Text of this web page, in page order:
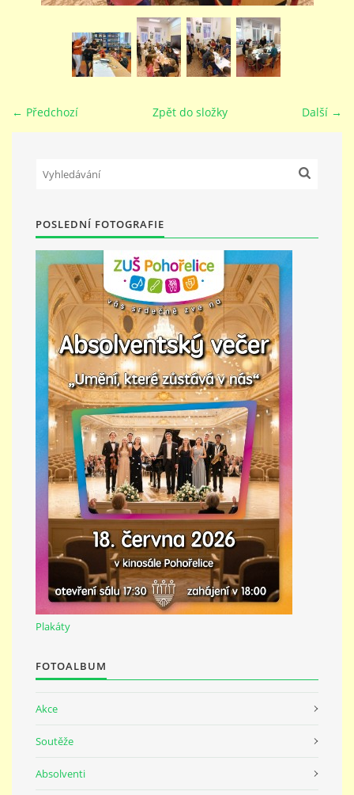
KONTAKTY
PŘÍMĚSTSKÝ TÁBOR
DOTACE
GDPR
ZUŠ Pohořelice
Školní 462
Pohořelice
691 23
© 2026 eStránky.cz |Tisk|Nahoru ↑
← Předchozí Další →
Zpět do složky
POSLEDNÍ FOTOGRAFIE
Plakáty
FOTOALBUM
Akce
Soutěže
Absolventi